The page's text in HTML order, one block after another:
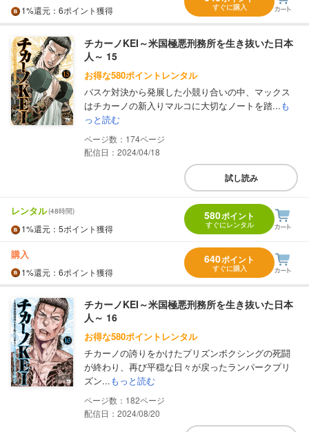
1%還元 ：6ポイント獲得 すぐに購入
チカーノKEI～米国極悪刑務所を生き抜いた日本
人～ 15
お得な580ポイントレンタル
バスケ対決から発展した小競り合いの中、マックス
はチカーノの新入りマルコに大切なノートを踏...も
っと読む
174
配信日：2024/04/18
試し読み
レンタル(48時間)
1%還元 ：5ポイント獲得
580ポイント
すぐにレンタル
購入
1%還元 ：6ポイント獲得
640ポイント
すぐに購入
チカーノKEI～米国極悪刑務所を生き抜いた日本
人～ 16
お得な580ポイントレンタル
チカーノの誇りをかけたプリズンボクシングの死闘
が終わり、再び平穏な日々が戻ったランパークプリ
ズン...もっと読む
182
配信日：2024/08/20